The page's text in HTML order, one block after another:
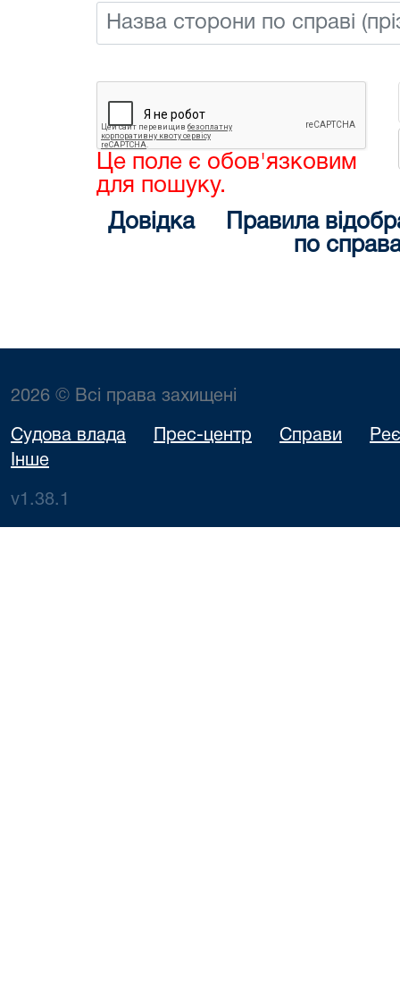
Це поле є обов'язковим
для пошуку.
Довідка
Правила
по
2026 © Всі права захищені
Судова влада Прес-центр Справи
Інше
v1.38.1